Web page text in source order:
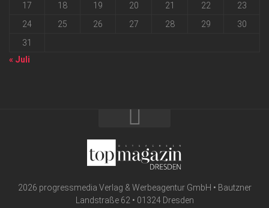
17
18 19 20 21 22
23
24
25 26 27 28 29
30
31
« Juli
2026 progressmedia Verlag & Werbeagentur GmbH • Bautzner
Landstraße 62 • 01324 Dresden